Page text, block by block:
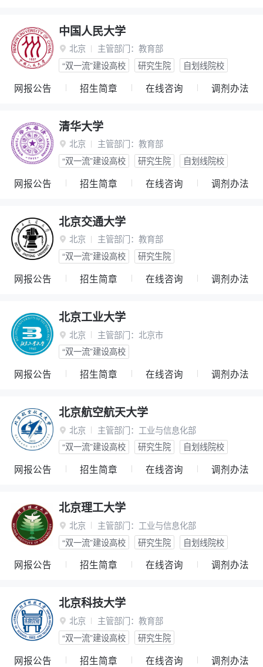
中国人民大学
 北京 主管部门： 教育部
“双一流”建设高校
研究生院 自划线院校
网报公告 招生简章 在线咨询 调剂办法
清华大学
 北京 主管部门： 教育部
“双一流”建设高校
研究生院 自划线院校
网报公告 招生简章 在线咨询 调剂办法
北京交通大学
 北京 主管部门： 教育部
“双一流”建设高校
研究生院
网报公告 招生简章 在线咨询 调剂办法
北京工业大学
 北京 主管部门： 北京市
“双一流”建设高校
网报公告 招生简章 在线咨询 调剂办法
北京航空航天大学
 北京 主管部门： 工业与信息化部
“双一流”建设高校
研究生院 自划线院校
网报公告 招生简章 在线咨询 调剂办法
北京理工大学
 北京 主管部门： 工业与信息化部
“双一流”建设高校
研究生院 自划线院校
网报公告 招生简章 在线咨询 调剂办法
北京科技大学
 北京 主管部门： 教育部
“双一流”建设高校
研究生院
网报公告 招生简章 在线咨询 调剂办法